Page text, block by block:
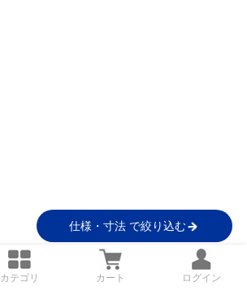
仕様・寸法 で絞り込む
カテゴリ カート ログイン